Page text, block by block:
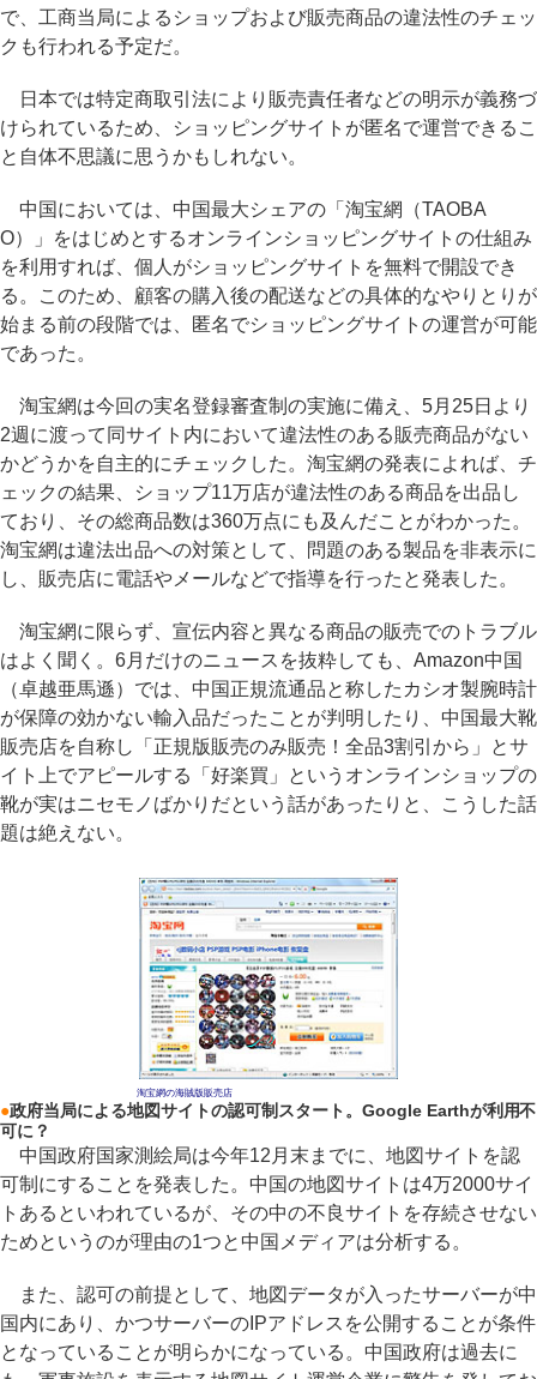
で、工商当局によるショップおよび販売商品の違法性のチェッ
クも行われる予定だ。
日本では特定商取引法により販売責任者などの明示が義務づ
けられているため、ショッピングサイトが匿名で運営できるこ
と自体不思議に思うかもしれない。
中国においては、中国最大シェアの「淘宝網（TAOBA
O）」をはじめとするオンラインショッピングサイトの仕組み
を利用すれば、個人がショッピングサイトを無料で開設でき
る。このため、顧客の購入後の配送などの具体的なやりとりが
始まる前の段階では、匿名でショッピングサイトの運営が可能
であった。
淘宝網は今回の実名登録審査制の実施に備え、5月25日より
2週に渡って同サイト内において違法性のある販売商品がない
かどうかを自主的にチェックした。淘宝網の発表によれば、チ
ェックの結果、ショップ11万店が違法性のある商品を出品し
ており、その総商品数は360万点にも及んだことがわかった。
淘宝網は違法出品への対策として、問題のある製品を非表示に
し、販売店に電話やメールなどで指導を行ったと発表した。
淘宝網に限らず、宣伝内容と異なる商品の販売でのトラブル
はよく聞く。6月だけのニュースを抜粋しても、Amazon中国
（卓越亜馬遜）では、中国正規流通品と称したカシオ製腕時計
が保障の効かない輸入品だったことが判明したり、中国最大靴
販売店を自称し「正規版販売のみ販売！全品3割引から」とサ
イト上でアピールする「好楽買」というオンラインショップの
靴が実はニセモノばかりだという話があったりと、こうした話
題は絶えない。
淘宝網の海賊版販売店
●政府当局による地図サイトの認可制スタート。Google Earthが利用不
可に？
中国政府国家測絵局は今年12月末までに、地図サイトを認
可制にすることを発表した。中国の地図サイトは4万2000サイ
トあるといわれているが、その中の不良サイトを存続させない
ためというのが理由の1つと中国メディアは分析する。
また、認可の前提として、地図データが入ったサーバーが中
国内にあり、かつサーバーのIPアドレスを公開することが条件
となっていることが明らかになっている。中国政府は過去に